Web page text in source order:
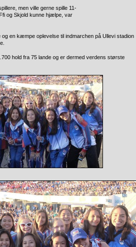
men ville gerne spille 11-
og Skjold kunne hjælpe, var
en kæmpe oplevelse til indmarchen på Ullevi stadion
hold fra 75 lande og er dermed verdens største